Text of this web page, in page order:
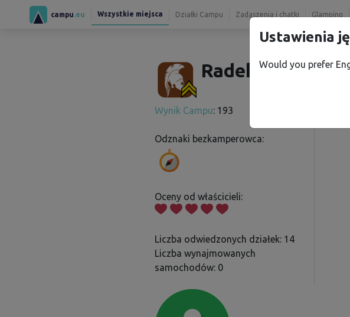
campu .eu Wszystkie miejsca Działki Campu Zadaszenia i chatki Glamping
Radek N.
Wynik Campu: 193
Odznaki bezkamperowca:
Oceny od właścicieli:
Liczba odwiedzonych działek: 14
Liczba wynajmowanych
samochodów: 0
Ustawienia
Would you prefer